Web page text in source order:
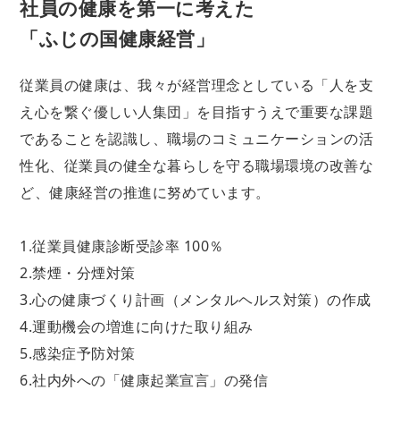
社員の健康を第一に考えた
「ふじの国健康経営」
従業員の健康は、我々が経営理念としている「人を支
え心を繋ぐ優しい人集団」を目指すうえで重要な課題
であることを認識し、職場のコミュニケーションの活
性化、従業員の健全な暮らしを守る職場環境の改善な
ど、健康経営の推進に努めています。
1.従業員健康診断受診率 100％
2.禁煙・分煙対策
3.心の健康づくり計画（メンタルヘルス対策）の作成
4.運動機会の増進に向けた取り組み
5.感染症予防対策
6.社内外への「健康起業宣言」の発信